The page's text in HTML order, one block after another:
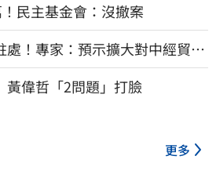
民主基金會：沒撤案
處！專家：預示擴大對中經貿合
偉哲「2問題」打臉
更多